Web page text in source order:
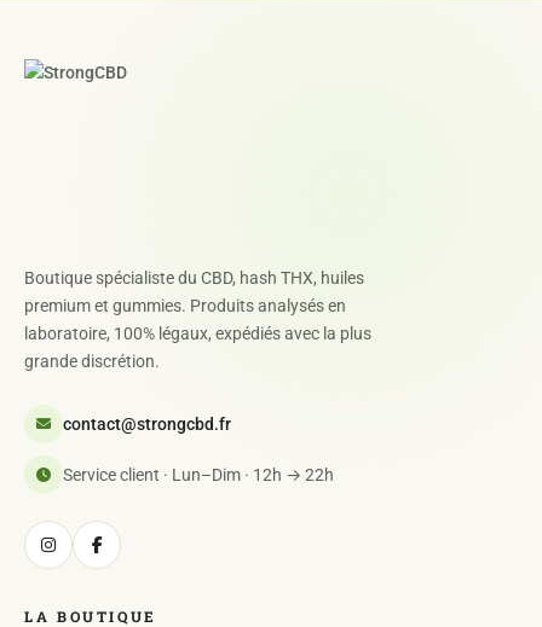
Boutique spécialiste du CBD, hash THX, huiles
premium et gummies. Produits analysés en
laboratoire, 100% légaux, expédiés avec la plus
grande discrétion.
contact@strongcbd.fr
Service client · Lun–Dim · 12h → 22h
LA BOUTIQUE